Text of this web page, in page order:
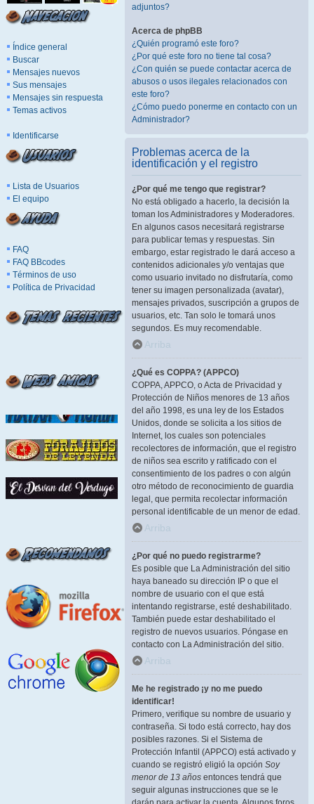
Índice general
Buscar
Mensajes nuevos
Sus mensajes
Mensajes sin respuesta
Temas activos
Identificarse
Lista de Usuarios
El equipo
FAQ
FAQ BBcodes
Términos de uso
Política de Privacidad
adjuntos?
Acerca de phpBB
¿Quién programó este foro?
¿Por qué este foro no tiene tal cosa?
¿Con quién se puede contactar acerca de
abusos o usos ilegales relacionados con
este foro?
¿Cómo puedo ponerme en contacto con un
Administrador?
Problemas acerca de la
identificación y el registro
¿Por qué me tengo que registrar?
No está obligado a hacerlo, la decisión la
toman los Administradores y Moderadores.
En algunos casos necesitará registrarse
para publicar temas y respuestas. Sin
embargo, estar registrado le dará acceso a
contenidos adicionales y/o ventajas que
como usuario invitado no disfrutaría, como
tener su imagen personalizada (avatar),
mensajes privados, suscripción a grupos de
usuarios, etc. Tan solo le tomará unos
segundos. Es muy recomendable.
Arriba
¿Qué es COPPA? (APPCO)
COPPA, APPCO, o Acta de Privacidad y
Protección de Niños menores de 13 años
del año 1998, es una ley de los Estados
Unidos, donde se solicita a los sitios de
Internet, los cuales son potenciales
recolectores de información, que el registro
de niños sea escrito y ratificado con el
consentimiento de los padres o con algún
otro método de reconocimiento de guardia
legal, que permita recolectar información
personal identificable de un menor de edad.
Arriba
¿Por qué no puedo registrarme?
Es posible que La Administración del sitio
haya baneado su dirección IP o que el
nombre de usuario con el que está
intentando registrarse, esté deshabilitado.
También puede estar deshabilitado el
registro de nuevos usuarios. Póngase en
contacto con La Administración del sitio.
Arriba
Me he registrado ¡y no me puedo
identificar!
Primero, verifique su nombre de usuario y
contraseña. Si todo está correcto, hay dos
posibles razones. Si el Sistema de
Protección Infantil (APPCO) está activado y
cuando se registró eligió la opción Soy
menor de 13 años entonces tendrá que
seguir algunas instrucciones que se le